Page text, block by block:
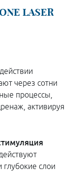
LASER
через сотни
процессы,
активируя
глубокие слои